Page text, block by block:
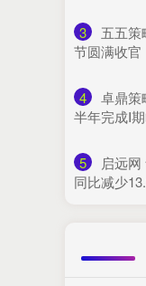
3
五五策
节圆满收官
4
卓鼎策
半年完成Ⅰ
5
启远
同比减少